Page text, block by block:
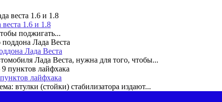
1.6 и 1.8
поджигать...
Лада Веста
Лада Веста, нужна для того, чтобы...
лайфхака
втулки (стойки) стабилизатора издают...